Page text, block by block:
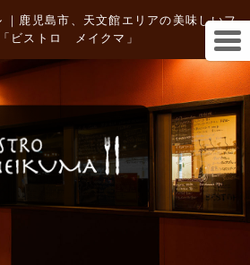
｜鹿児島市、天文館エリアの美味しいフ
ビストロ メイクマ」